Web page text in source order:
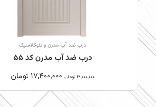
درب ضد آب مدرن و نئوکلاسیک
درب ضد آب مدرن کد 55
19,000,000 تومان 17,400,000 تومان